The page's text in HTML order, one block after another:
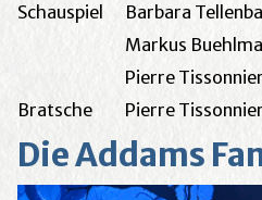
Schauspiel
Barbara
Markus
Pierre Tissonnier
Bratsche
Pierre Tissonnier
Die Addams